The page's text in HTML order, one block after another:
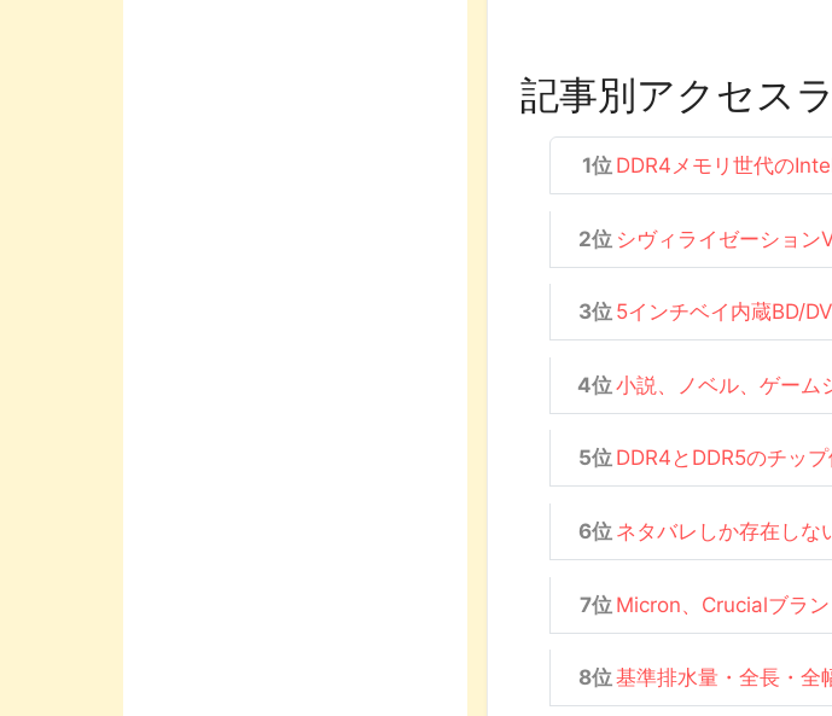
記事別アクセス
DDR4メモリ世代の
シヴィライゼーション
5インチベイ内蔵BD/
小説、ノベル、ゲーム
DDR4とDDR5のチッ
ネタバレしか存在し
Micron、Crucialブラ
基準排水量・全長・全